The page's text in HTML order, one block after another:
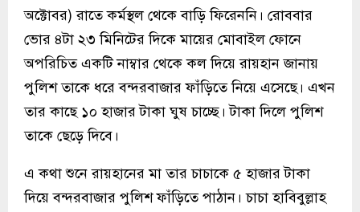
অক্টোবর) রাতে কর্মস্থল থেকে বাড়ি ফিরেননি। রোববার
ভোর ৪টা ২৩ মিনিটের দিকে মায়ের মোবাইল ফোনে
অপরিচিত একটি নাম্বার থেকে কল দিয়ে রায়হান জানায়
পুলিশ তাকে ধরে বন্দরবাজার ফাঁড়িতে নিয়ে এসেছে। এখন
তার কাছে ১০ হাজার টাকা ঘুষ চাচ্ছে। টাকা দিলে পুলিশ
তাকে ছেড়ে দিবে।
এ কথা শুনে রায়হানের মা তার চাচাকে ৫ হাজার টাকা
দিয়ে বন্দরবাজার পুলিশ ফাঁড়িতে পাঠান। চাচা হাবিবুল্লাহ